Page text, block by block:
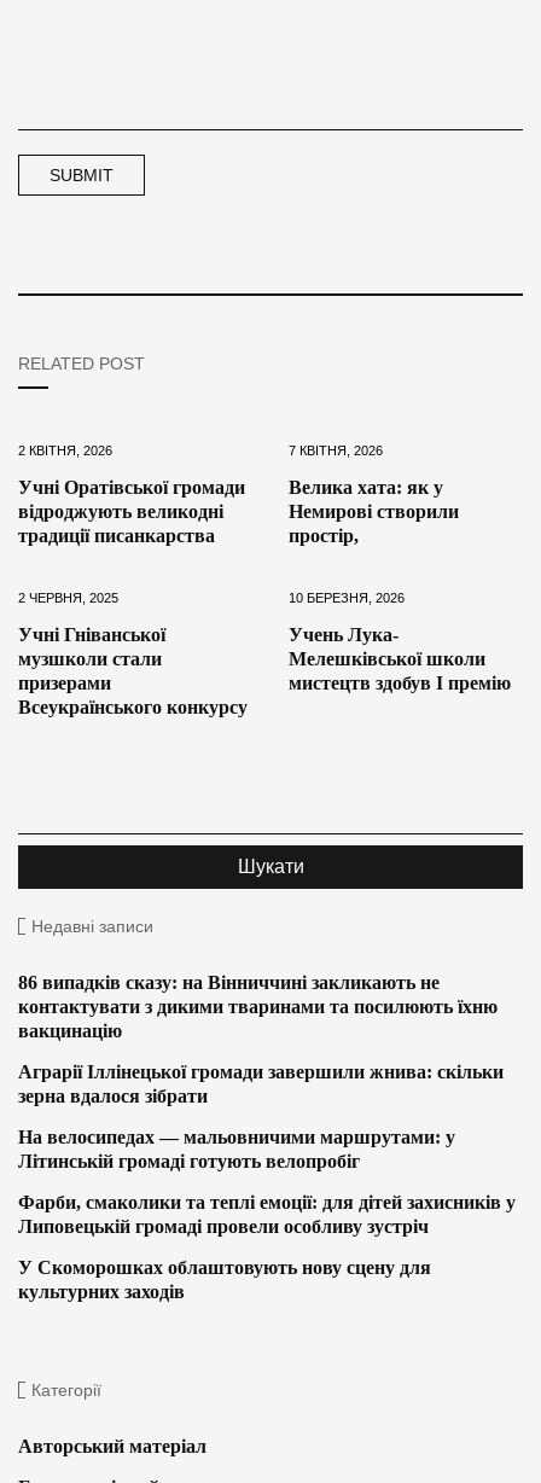
RELATED POST
2 КВІТНЯ, 2026
Учні Оратівської громади
відроджують великодні
традиції писанкарства
7 КВІТНЯ, 2026
Велика хата: як у
Немирові створили
простір,
2 ЧЕРВНЯ, 2025
Учні Гніванської
музшколи стали
призерами
Всеукраїнського конкурсу
10 БЕРЕЗНЯ, 2026
Учень Лука-
Мелешківської школи
мистецтв здобув І премію
Недавні записи
86 випадків сказу: на Вінниччині закликають не
контактувати з дикими тваринами та посилюють їхню
вакцинацію
Аграрії Іллінецької громади завершили жнива: скільки
зерна вдалося зібрати
На велосипедах — мальовничими маршрутами: у
Літинській громаді готують велопробіг
Фарби, смаколики та теплі емоції: для дітей захисників у
Липовецькій громаді провели особливу зустріч
У Скоморошках облаштовують нову сцену для
культурних заходів
Категорії
Авторський матеріал